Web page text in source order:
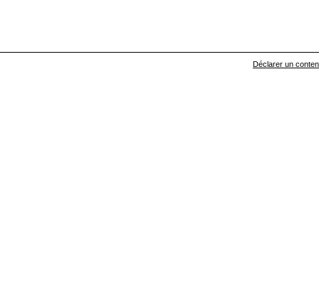
Déclarer un